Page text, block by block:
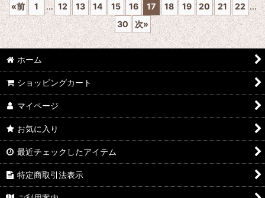
«前 1 ... 12 13 14 15 16 17 18 19 20 21 22 ...
30
次»
ホーム
ショッピングカート
マイページ
お気に入り
最近チェックしたアイテム
特定商取引法表示